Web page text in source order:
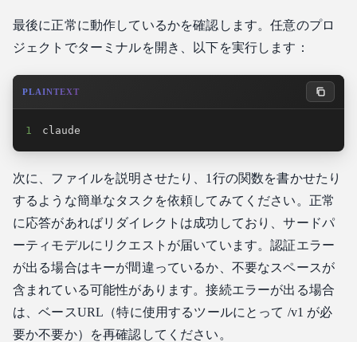
最後に正常に動作しているかを確認します。任意のプロ
ジェクトでターミナルを開き、以下を実行します：
PLAINTEXT
1 claude
次に、ファイルを説明させたり、1行の関数を書かせたり
するような簡単なタスクを依頼してみてください。正常
に応答があればリダイレクトは成功しており、サードパ
ーティモデルにリクエストが届いています。認証エラー
が出る場合はキーが間違っているか、不要なスペースが
含まれている可能性があります。接続エラーが出る場合
は、ベースURL（特に使用するツールにとって /v1 が必
要か不要か）を再確認してください。